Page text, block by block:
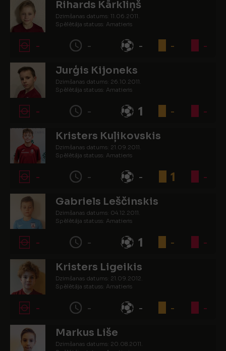
Rihards Kārkliņš
Dzimšanas datums: 11.06.2011.
Spēlētāja statuss: Amatieris
- - - - -
Jurģis Kijoneks
Dzimšanas datums: 26.10.2011.
Spēlētāja statuss: Amatieris
- - 1 - -
Kristers Kuļikovskis
Dzimšanas datums: 21.09.2011.
Spēlētāja statuss: Amatieris
- - - 1 -
Gabriels Leščinskis
Dzimšanas datums: 04.12.2011.
Spēlētāja statuss: Amatieris
- - 1 - -
Kristers Ligeikis
Dzimšanas datums: 21.09.2012.
Spēlētāja statuss: Amatieris
- - - - -
Markus Liše
Dzimšanas datums: 20.08.2011.